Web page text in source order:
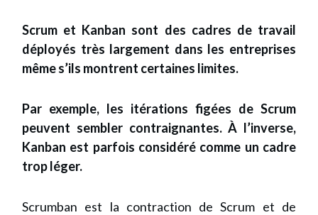
Scrum et Kanban sont des cadres de travail
déployés très largement dans les entreprises
même s’ils montrent certaines limites.
Par exemple, les itérations figées de Scrum
peuvent sembler contraignantes. À l’inverse,
Kanban est parfois considéré comme un cadre
trop léger.
Scrumban est la contraction de Scrum et de